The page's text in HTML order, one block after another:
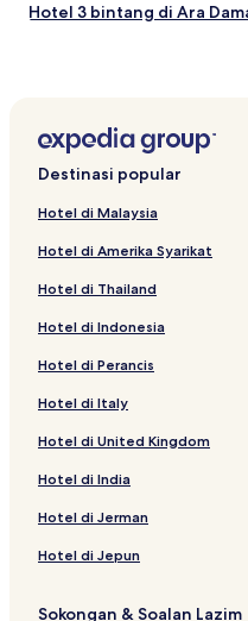
Hotel 3 bintang di Ara
Hotel dengan Kolam
Hotel berdekatan Melawati
Apartment di Taman
Hotel Mewah di Petaling
Hotel Murah di Rawang
Hotel Taman Seri Gombak
Hotel Murah di Petaling
Hotel 3 bintang di Ampang
Hotel Taman Permata
Hotel Murah di Sungai Buloh
Hotel dengan Dapur di
Hotel Kampung Sungai Tua
Destinasi popular
Hotel di Malaysia
Hotel di Amerika Syarikat
Hotel di Thailand
Hotel di Indonesia
Hotel di Perancis
Hotel di Italy
Hotel di United Kingdom
Hotel di India
Hotel di Jerman
Hotel di Jepun
Sokongan & Soalan Lazim